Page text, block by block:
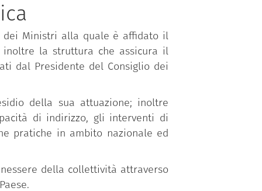
dei Ministri alla quale è affidato il
inoltre la struttura che assicura il
dal Presidente del Consiglio dei
della sua attuazione; inoltre
di indirizzo, gli interventi di
pratiche in ambito nazionale ed
della collettività attraverso